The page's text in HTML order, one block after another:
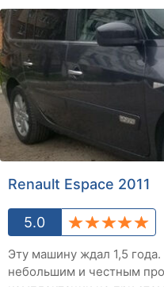
Renault Espace 2011
5.0
Эту машину ждал 1,5
небольшим и честным